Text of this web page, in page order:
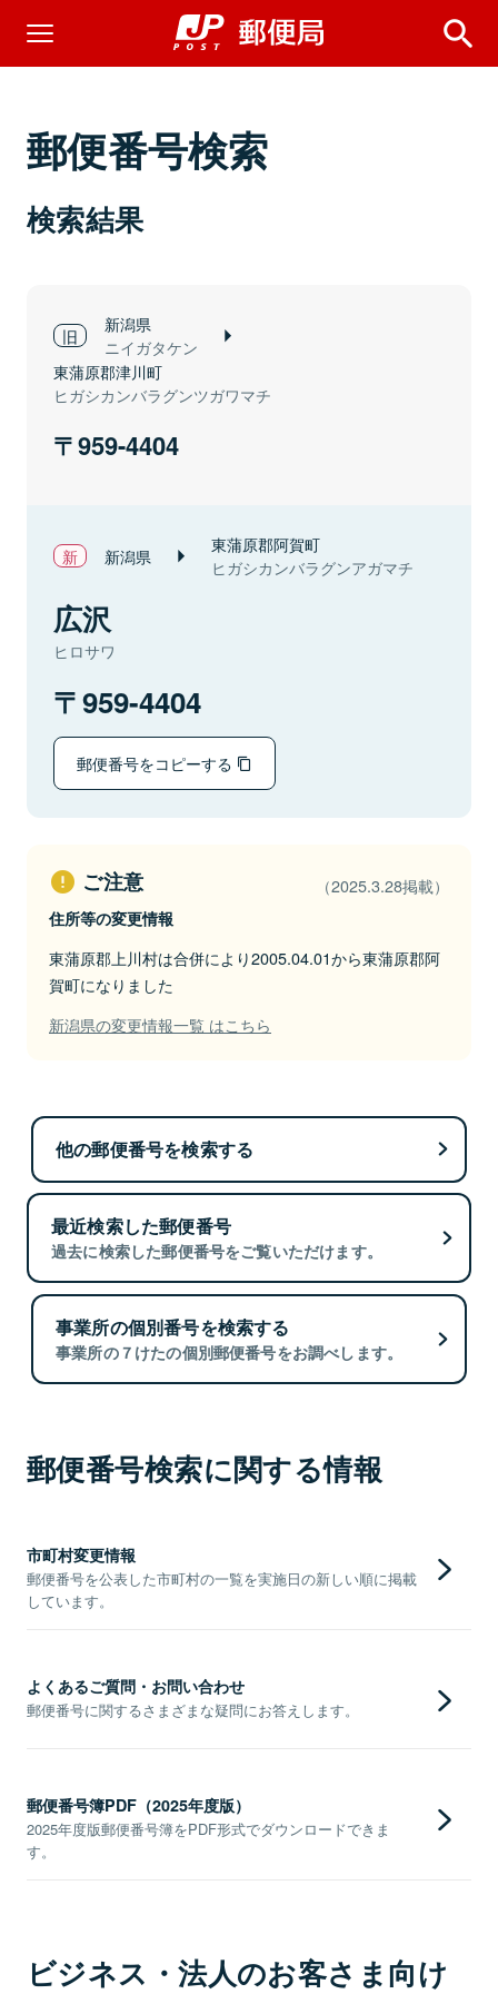
郵便番号検索
検索結果
新潟県
ニイガタケン
東蒲原郡津川町
ヒガシカンバラグンツガワマチ
959-4404
新潟県 東蒲原郡阿賀町
ヒガシカンバラグンアガマチ
広沢
ヒロサワ
959-4404
郵便番号をコピーする
ご注意 （2025.3.28掲載）
住所等の変更情報
東蒲原郡上川村は合併により2005.04.01から東蒲原郡阿
賀町になりました
新潟県の変更情報一覧 はこちら
他の郵便番号を検索する
最近検索した郵便番号
過去に検索した郵便番号をご覧いただけます。
事業所の個別番号を検索する
事業所の７けたの個別郵便番号をお調べします。
郵便番号検索に関する情報
市町村変更情報
郵便番号を公表した市町村の一覧を実施日の新しい順に掲載
しています。
よくあるご質問・お問い合わせ
郵便番号に関するさまざまな疑問にお答えします。
郵便番号簿PDF（2025年度版）
2025年度版郵便番号簿をPDF形式でダウンロードできま
す。
ビジネス・法人のお客さま向け